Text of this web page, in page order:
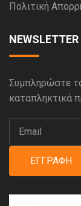
Πολιτική
NEWSLETTER
Συμπληρώστε
καταπληκτικά
ΕΓΓΡΑΦΉ